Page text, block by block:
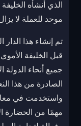
الذي أنشأه
موحد للعملة لا
تم إنشاء هذا
قبل الخليفة
جميع أنحاء الدولة
الصادرة من هذا
واستخدمت في
مهمًا من الحضارة